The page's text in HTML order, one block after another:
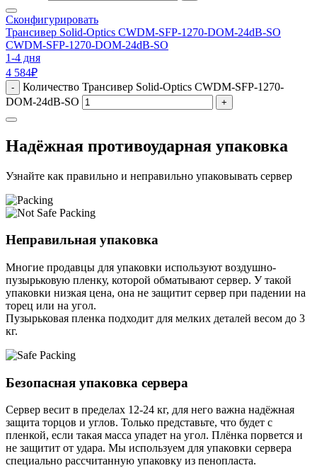
Сконфигурировать
Трансивер Solid-Optics CWDM-SFP-1270-DOM-24dB-SO
CWDM-SFP-1270-DOM-24dB-SO
1-4 дня
4 584₽
-
Количество Трансивер Solid-Optics CWDM-SFP-1270-
DOM-24dB-SO
+
Надёжная противоударная упаковка
Узнайте как правильно и неправильно упаковывать сервер
Неправильная упаковка
Многие продавцы для упаковки используют воздушно-
пузырьковую пленку, которой обматывают сервер. У такой
упаковки низкая цена, она не защитит сервер при падении на
торец или на угол.
Пузырьковая пленка подходит для мелких деталей весом до 3
кг.
Безопасная упаковка сервера
Сервер весит в пределах 12-24 кг, для него важна надёжная
защита торцов и углов. Только представьте, что будет с
пленкой, если такая масса упадет на угол. Плёнка порвется и
не защитит от удара. Мы используем для упаковки сервера
специально расcчитанную упаковку из пенопласта.